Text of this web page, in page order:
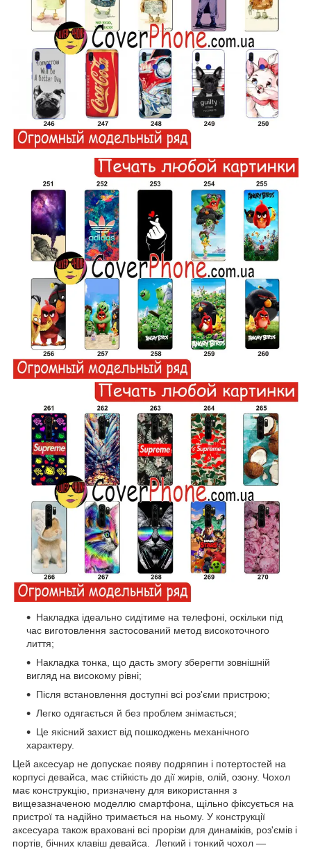
Накладка ідеально сидітиме на телефоні, оскільки під
час виготовлення застосований метод високоточного
лиття;
Накладка тонка, що дасть змогу зберегти зовнішній
вигляд на високому рівні;
Після встановлення доступні всі роз'єми пристрою;
Легко одягається й без проблем знімається;
Це якісний захист від пошкоджень механічного
характеру.
Цей аксесуар не допускає появу подряпин і потертостей на
корпусі девайса, має стійкість до дії жирів, олій, озону. Чохол
має конструкцію, призначену для використання з
вищезазначеною моделлю смартфона, щільно фіксується на
пристрої та надійно тримається на ньому. У конструкції
аксесуара також враховані всі прорізи для динаміків, роз'ємів і
портів, бічних клавіш девайса. Легкий і тонкий чохол —